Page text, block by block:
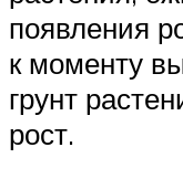
появления
к моменту
грунт
рост.